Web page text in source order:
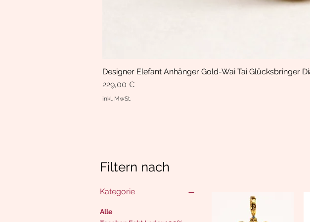
Designer Elefant Anhänger Gold-Wai Tai Glücksbringer
Preis
229,00 €
inkl. MwSt.
Filtern nach
Kategorie
Alle